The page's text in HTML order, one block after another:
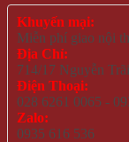
Khuyến mại:
Miễn phí giao nội
Địa Chỉ:
714/17 Nguyễn
Điện Thoại:
028 6261 0065 -
Zalo:
0935 616 536